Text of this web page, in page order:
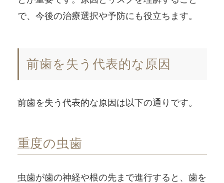
で、今後の治療選択や予防にも役立ちます。
前歯を失う代表的な原因
前歯を失う代表的な原因は以下の通りです。
重度の虫歯
虫歯が歯の神経や根の先まで進行すると、歯を